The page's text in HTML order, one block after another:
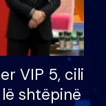
VIP 5, cili
shtëpinë